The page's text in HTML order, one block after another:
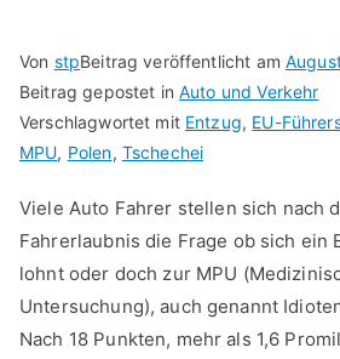
Von stpBeitrag veröffentlicht am
Beitrag gepostet inAuto und Verkehr
Verschlagwortet mit Entzug, EU-
MPU, Polen, Tschechei
Viele Auto Fahrer stellen sich nach
Fahrerlaubnis die Frage ob sich ein
lohnt oder doch zur MPU
Untersuchung), auch genannt
Nach 18 Punkten, mehr als 1,6